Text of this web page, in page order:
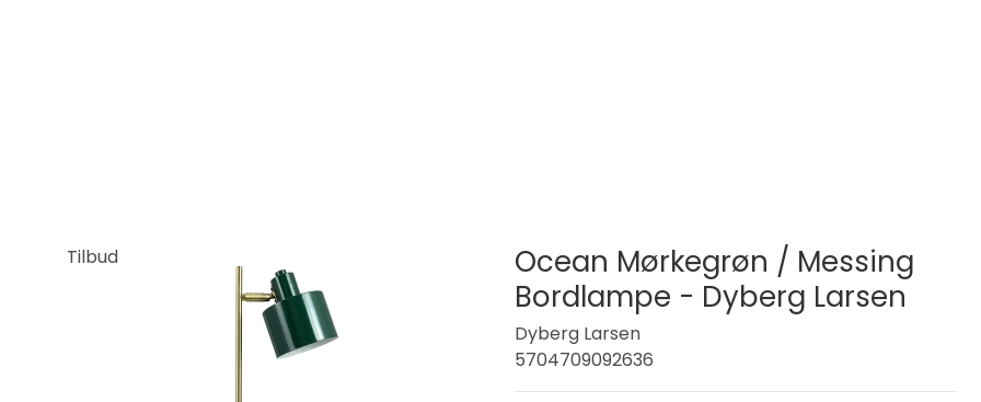
Tilbud
Ocean Mørkegrøn / Messing
Bordlampe - Dyberg Larsen
Dyberg Larsen
5704709092636